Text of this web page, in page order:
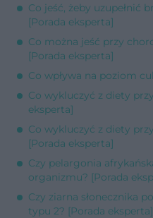
Co jeść, żeby uzupełnić
[Porada eksperta]
Co można jeść przy
[Porada eksperta]
Co wpływa na poziom
Co wykluczyć z diety
eksperta]
Co wykluczyć z diety
[Porada eksperta]
Czy pelargonia
organizmu? [Porada
Czy ziarna słonecznika
typu 2? [Porada eksperta]